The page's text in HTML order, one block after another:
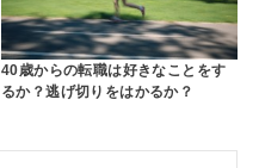
40歳からの転職は好きなことをす
るか？逃げ切りをはかるか？